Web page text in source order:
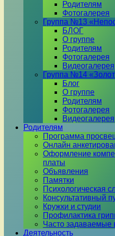
Родителям
Фотогалерея
Группа №13
БЛОГ
О группе
Родителям
Фотогалерея
Видеогалерея
Группа №14
Блог
О группе
Родителям
Фотогалерея
Видеогалерея
Родителям
Программа
Онлайн
Оформление
платы
Объявления
Памятки
Психологическая
Консультативный
Кружки и студии
Профилактика
Часто задаваемые
Деятельность